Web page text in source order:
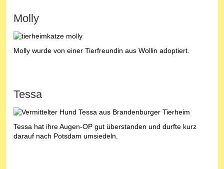
Molly
Molly wurde von einer Tierfreundin aus Wollin adoptiert.
Tessa
Tessa hat ihre Augen-OP gut überstanden und durfte kurz
darauf nach Potsdam umsiedeln.